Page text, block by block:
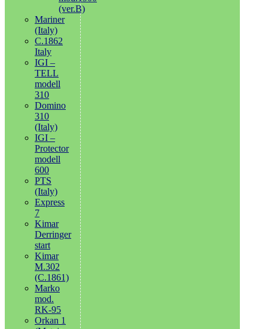
(ver.B)
Mariner
(Italy)
C.1862
Italy
IGI –
TELL
modell
310
Domino
310
(Italy)
IGI –
Protector
modell
600
PTS
(Italy)
Express
7
Kimar
Derringer
start
Kimar
M.302
(C.1861)
Marko
mod.
RK-95
Orkan 1